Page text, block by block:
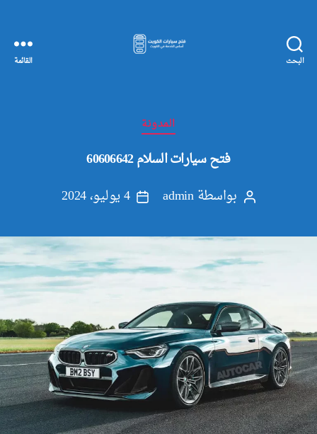
البحث
الكويت
القائمة
التصنيفاتالمدونة
فتح سيارات السلام 60606642
كاتببواسطةadmin
تاريخ
4 يوليو، 2024